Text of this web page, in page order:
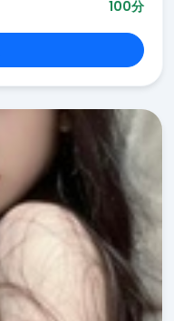
100分